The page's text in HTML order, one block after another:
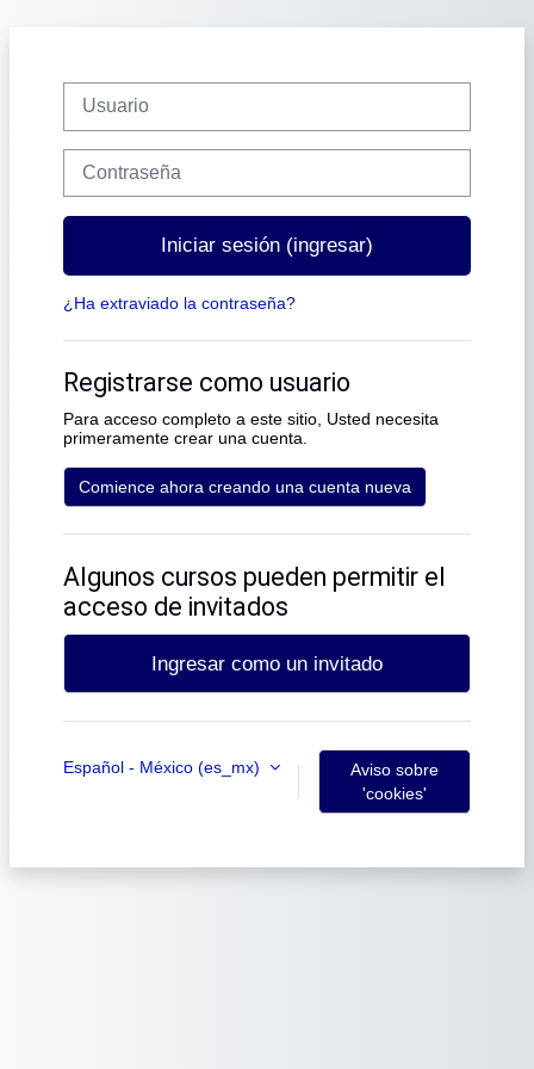
Iniciar sesión (ingresar)
¿Ha extraviado la contraseña?
Registrarse como usuario
Para acceso completo a este sitio, Usted necesita
primeramente crear una cuenta.
Comience ahora creando una cuenta nueva
Algunos cursos pueden permitir el
acceso de invitados
Ingresar como un invitado
Español - México ‎(es_mx)‎
Aviso sobre
'cookies'